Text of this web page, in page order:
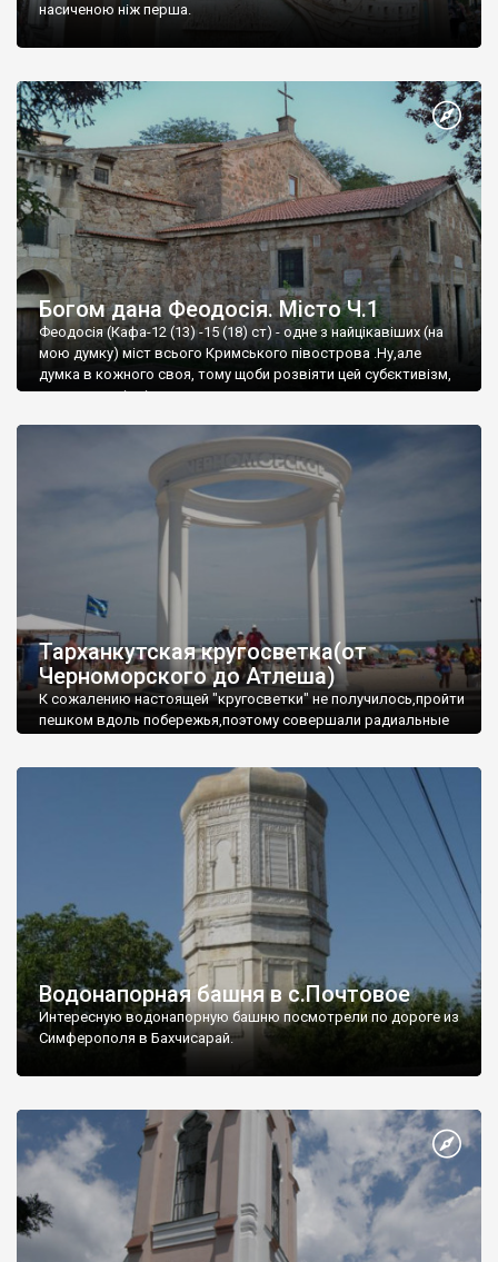
насиченою ніж перша.
Богом дана Феодосія. Місто Ч.1
Феодосія (Кафа-12 (13) -15 (18) ст) - одне з найцікавіших (на
мою думку) міст всього Кримського півострова .Ну,але
думка в кожного своя, тому щоби розвіяти цей субєктивізм,
запрошую відвідати це
Тарханкутская кругосветка(от
Черноморского до Атлеша)
К сожалению настоящей "кругосветки" не получилось,пройти
пешком вдоль побережья,поэтому совершали радиальные
Водонапорная башня в с.Почтовое
Интересную водонапорную башню посмотрели по дороге из
Симферополя в Бахчисарай.